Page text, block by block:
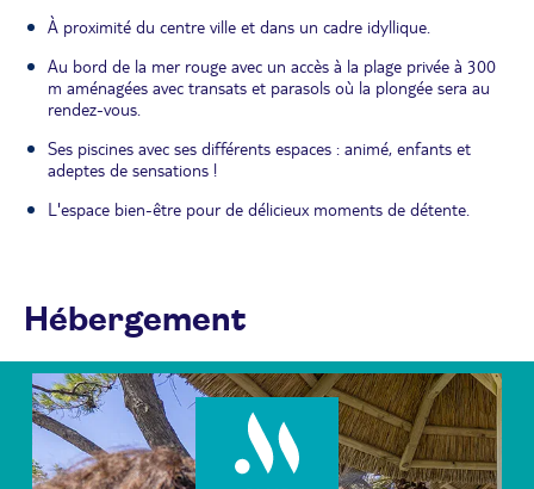
À proximité du centre ville et dans un cadre idyllique.
Au bord de la mer rouge avec un accès à la plage privée à 300
m aménagées avec transats et parasols où la plongée sera au
rendez-vous.
Ses piscines avec ses différents espaces : animé, enfants et
adeptes de sensations !
L'espace bien-être pour de délicieux moments de détente.
Hébergement